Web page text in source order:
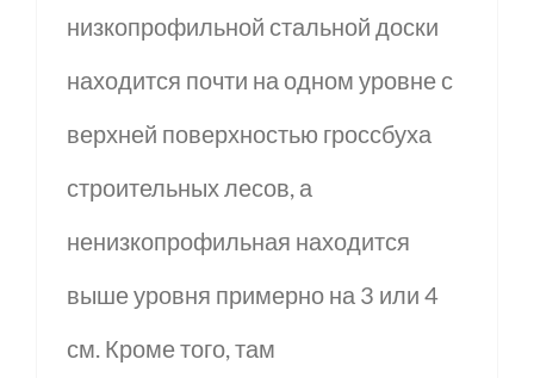
низкопрофильной стальной доски
находится почти на одном уровне с
верхней поверхностью гроссбуха
строительных лесов, а
ненизкопрофильная находится
выше уровня примерно на 3 или 4
см. Кроме того, там